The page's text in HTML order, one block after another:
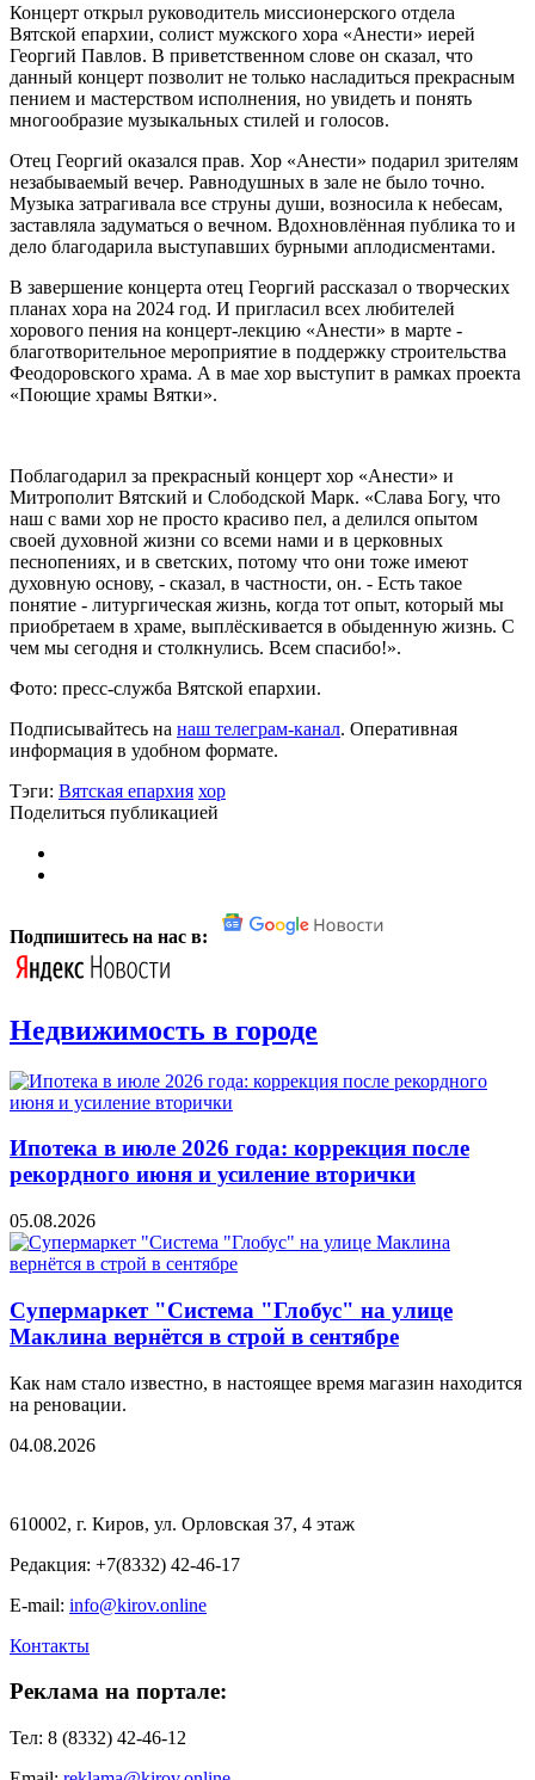
Концерт открыл руководитель миссионерского отдела
Вятской епархии, солист мужского хора «Анести» иерей
Георгий Павлов. В приветственном слове он сказал, что
данный концерт позволит не только насладиться прекрасным
пением и мастерством исполнения, но увидеть и понять
многообразие музыкальных стилей и голосов.
Отец Георгий оказался прав. Хор «Анести» подарил зрителям
незабываемый вечер. Равнодушных в зале не было точно.
Музыка затрагивала все струны души, возносила к небесам,
заставляла задуматься о вечном. Вдохновлённая публика то и
дело благодарила выступавших бурными аплодисментами.
В завершение концерта отец Георгий рассказал о творческих
планах хора на 2024 год. И пригласил всех любителей
хорового пения на концерт-лекцию «Анести» в марте -
благотворительное мероприятие в поддержку строительства
Феодоровского храма. А в мае хор выступит в рамках проекта
«Поющие храмы Вятки».
Поблагодарил за прекрасный концерт хор «Анести» и
Митрополит Вятский и Слободской Марк. «Слава Богу, что
наш с вами хор не просто красиво пел, а делился опытом
своей духовной жизни со всеми нами и в церковных
песнопениях, и в светских, потому что они тоже имеют
духовную основу, - сказал, в частности, он. - Есть такое
понятие - литургическая жизнь, когда тот опыт, который мы
приобретаем в храме, выплёскивается в обыденную жизнь. С
чем мы сегодня и столкнулись. Всем спасибо!».
Фото: пресс-служба Вятской епархии.
Подписывайтесь на наш телеграм-канал. Оперативная
информация в удобном формате.
Тэги: Вятская епархия хор
Поделиться публикацией
Подпишитесь на нас в:
Недвижимость в городе
Ипотека в июле 2026 года: коррекция после
рекордного июня и усиление вторички
05.08.2026
Супермаркет "Система "Глобус" на улице
Маклина вернётся в строй в сентябре
Как нам стало известно, в настоящее время магазин находится
на реновации.
04.08.2026
610002, г. Киров, ул. Орловская 37, 4 этаж
Редакция: +7(8332) 42-46-17
E-mail: info@kirov.online
Контакты
Реклама на портале:
Тел: 8 (8332) 42-46-12